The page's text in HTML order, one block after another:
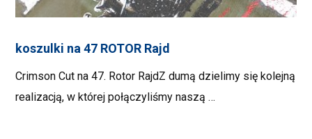
koszulki na 47 ROTOR Rajd
Crimson Cut na 47. Rotor RajdZ dumą dzielimy się kolejną
realizacją, w której połączyliśmy naszą …